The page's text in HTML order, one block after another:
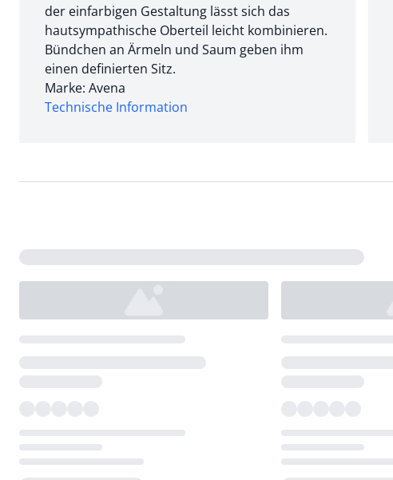
der einfarbigen Gestaltung lässt sich das
hautsympathische Oberteil leicht kombinieren.
Bündchen an Ärmeln und Saum geben ihm
einen definierten Sitz.
Marke: Avena
Technische Information